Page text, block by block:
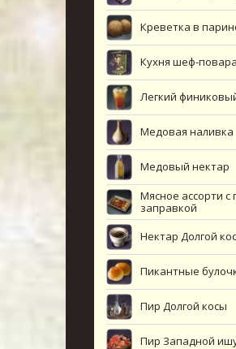
Креветка в
Кухня шеф-повара
Легкий
Медовая наливка
Медовый нектар
Мясное ассорти с
заправкой
Нектар Долгой
Пикантные
Пир Долгой косы
Пир Западной